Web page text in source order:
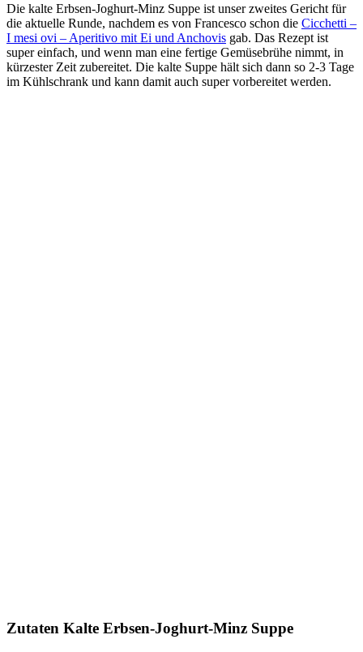
Die kalte Erbsen-Joghurt-Minz Suppe ist unser zweites Gericht für
die aktuelle Runde, nachdem es von Francesco schon die Cicchetti –
I mesi ovi – Aperitivo mit Ei und Anchovis gab. Das Rezept ist
super einfach, und wenn man eine fertige Gemüsebrühe nimmt, in
kürzester Zeit zubereitet. Die kalte Suppe hält sich dann so 2-3 Tage
im Kühlschrank und kann damit auch super vorbereitet werden.
Zutaten Kalte Erbsen-Joghurt-Minz Suppe